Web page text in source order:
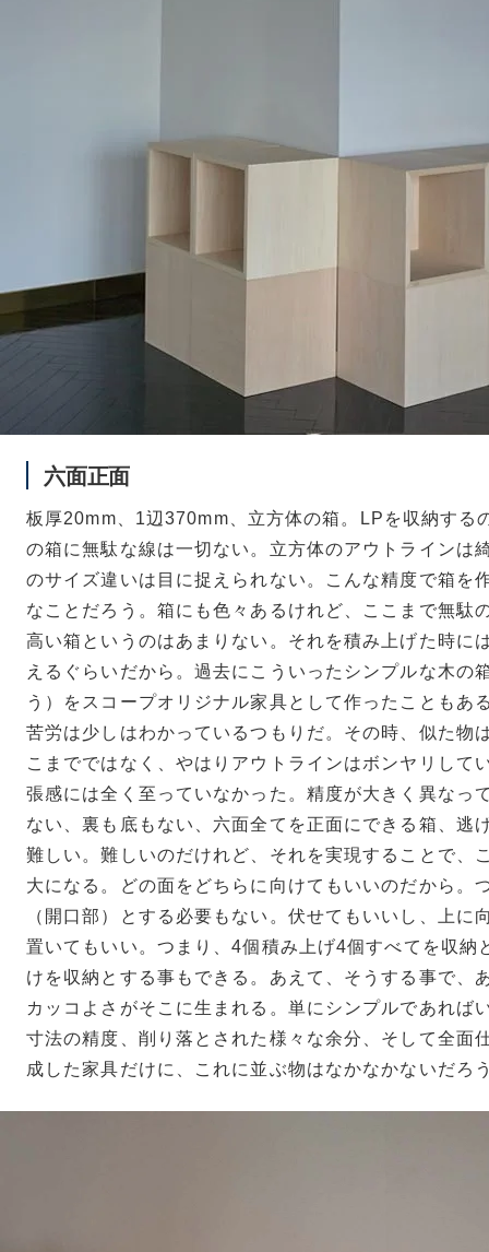
六面正面
板厚20mm、1辺370mm、立方体の箱。LPを収納する
の箱に無駄な線は一切ない。立方体のアウトラインは
のサイズ違いは目に捉えられない。こんな精度で箱を
なことだろう。箱にも色々あるけれど、ここまで無駄
高い箱というのはあまりない。それを積み上げた時に
えるぐらいだから。過去にこういったシンプルな木の
う）をスコープオリジナル家具として作ったこともあ
苦労は少しはわかっているつもりだ。その時、似た物
こまでではなく、やはりアウトラインはボンヤリして
張感には全く至っていなかった。精度が大きく異なっ
ない、裏も底もない、六面全てを正面にできる箱、逃
難しい。難しいのだけれど、それを実現することで、
大になる。どの面をどちらに向けてもいいのだから。
（開口部）とする必要もない。伏せてもいいし、上に
置いてもいい。つまり、4個積み上げ4個すべてを収納
けを収納とする事もできる。あえて、そうする事で、
カッコよさがそこに生まれる。単にシンプルであれば
寸法の精度、削り落とされた様々な余分、そして全面
成した家具だけに、これに並ぶ物はなかなかないだろ